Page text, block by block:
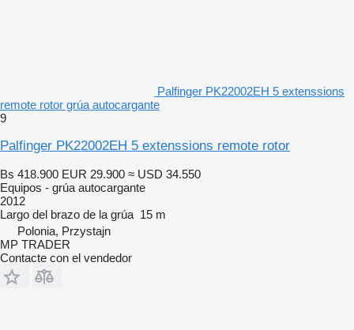
Palfinger PK22002EH 5 extenssions
remote rotor grúa autocargante
9
Palfinger PK22002EH 5 extenssions remote rotor
Bs 418.900 EUR 29.900 ≈ USD 34.550
Equipos - grúa autocargante
2012
Largo del brazo de la grúa 15 m
Polonia, Przystajn
MP TRADER
Contacte con el vendedor